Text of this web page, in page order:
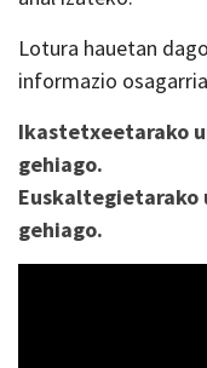
Lotura hauetan
informazio
Ikastetxeetarako
gehiago.
gehiago.